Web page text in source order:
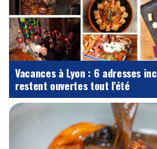
Vacances à Lyon : 6 adresses
restent ouvertes tout l'été